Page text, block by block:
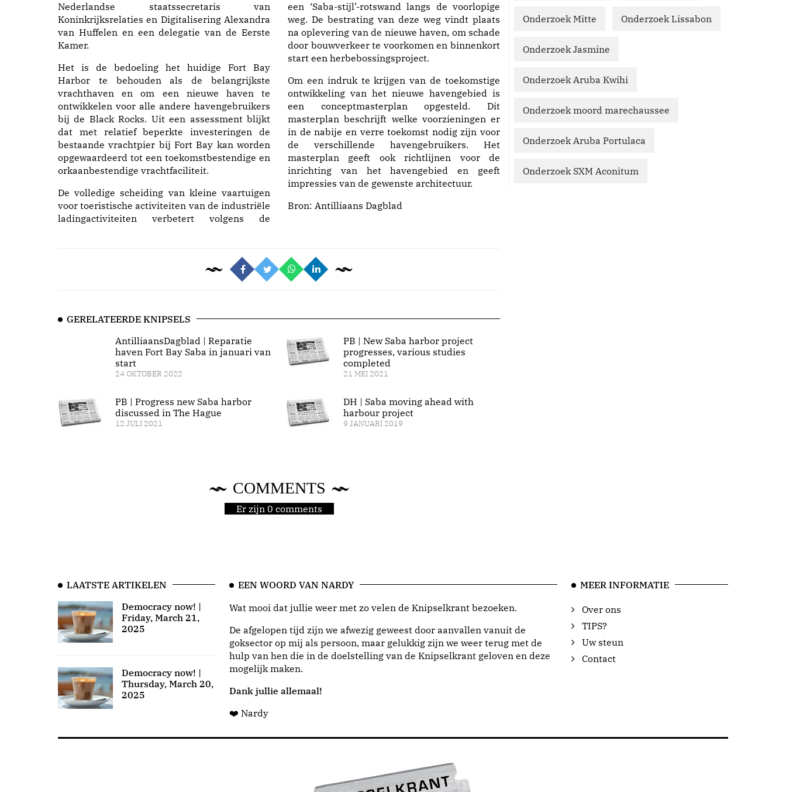
Nederlandse staatssecretaris van
Koninkrijksrelaties en Digitalisering Alexandra
van Huffelen en een delegatie van de Eerste
Kamer.
Het is de bedoeling het huidige Fort Bay
Harbor te behouden als de belangrijkste
vrachthaven en om een nieuwe haven te
ontwikkelen voor alle andere havengebruikers
bij de Black Rocks. Uit een assessment blijkt
dat met relatief beperkte investeringen de
bestaande vrachtpier bij Fort Bay kan worden
opgewaardeerd tot een toekomstbestendige en
orkaanbestendige vrachtfaciliteit.
De volledige scheiding van kleine vaartuigen
voor toeristische activiteiten van de industriële
ladingactiviteiten verbetert volgens de
een ‘Saba-stijl’-rotswand langs de voorlopige
weg. De bestrating van deze weg vindt plaats
na oplevering van de nieuwe haven, om schade
door bouwverkeer te voorkomen en binnenkort
start een herbebossingsproject.
Om een indruk te krijgen van de toekomstige
ontwikkeling van het nieuwe havengebied is
een conceptmasterplan opgesteld. Dit
masterplan beschrijft welke voorzieningen er
in de nabije en verre toekomst nodig zijn voor
de verschillende havengebruikers. Het
masterplan geeft ook richtlijnen voor de
inrichting van het havengebied en geeft
impressies van de gewenste architectuur.
Bron: Antilliaans Dagblad
GERELATEERDE KNIPSELS
AntilliaansDagblad | Reparatie
haven Fort Bay Saba in januari van
start
24 OKTOBER 2022
PB | Progress new Saba harbor
discussed in The Hague
12 JULI 2021
PB | New Saba harbor project
progresses, various studies
completed
21 MEI 2021
DH | Saba moving ahead with
harbour project
9 JANUARI 2019
COMMENTS
Er zijn 0 comments
Onderzoek Mitte Onderzoek Lissabon
Onderzoek Jasmine
Onderzoek Aruba Kwihi
Onderzoek moord marechaussee
Onderzoek Aruba Portulaca
Onderzoek SXM Aconitum
LAATSTE ARTIKELEN
Democracy now! |
Friday, March 21,
2025
Democracy now! |
Thursday, March 20,
2025
EEN WOORD VAN NARDY
Wat mooi dat jullie weer met zo velen de Knipselkrant bezoeken.
De afgelopen tijd zijn we afwezig geweest door aanvallen vanuit de
goksector op mij als persoon, maar gelukkig zijn we weer terug met de
hulp van hen die in de doelstelling van de Knipselkrant geloven en deze
mogelijk maken.
Dank jullie allemaal!
❤️ Nardy
MEER INFORMATIE
Over ons
TIPS?
Uw steun
Contact